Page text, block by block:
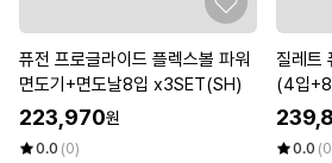
퓨전 프로글라이드 플렉스볼 파워
면도기+면도날8입 x3SET(SH)
223,970원
0.0 (0)
질레트
(4입
0.0